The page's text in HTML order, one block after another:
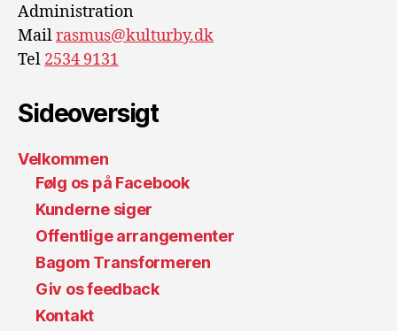
Administration
Mailrasmus@kulturby.dk
Tel 2534 9131
Sideoversigt
Velkommen
Følg os på Facebook
Kunderne siger
Offentlige arrangementer
Bagom Transformeren
Giv os feedback
Kontakt